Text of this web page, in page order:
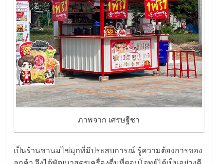
รน
ไชส์,
รวม
แฟ
รน
ไชส์
ภาพจาก เศรษฐีชา
เป็นร้านชานมไข่มุกที่มีประสบการณ์ รู้ความต้องการของ